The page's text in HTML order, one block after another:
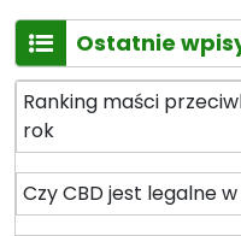
k
o
n
o
p
n
e
p
k
i
z
o
l
e
j
Ostatnie
Ranking maści
rok
Czy CBD jest legalne